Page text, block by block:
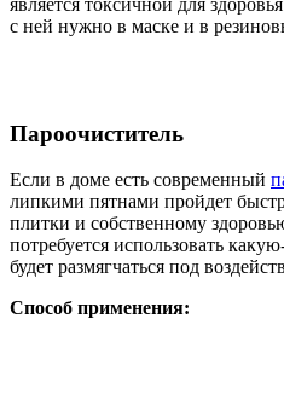
является токсичной для
с ней нужно в маске и в
Пароочиститель
Если в доме есть современный
липкими пятнами пройдет
плитки и собственному
потребуется использовать
будет размягчаться под
Способ применения: